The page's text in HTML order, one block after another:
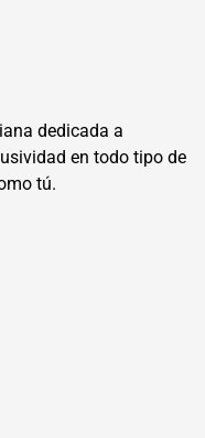
dedicada a
en todo tipo de
tú.